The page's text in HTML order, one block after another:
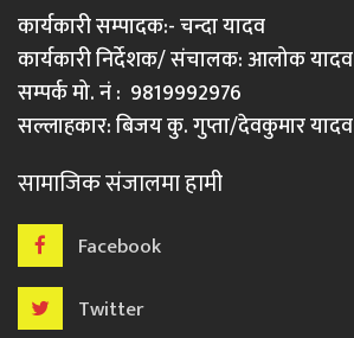
कार्यकारी सम्पादक:- चन्दा यादव
कार्यकारी निर्देशक/ संचालक: आलोक यादव
सम्पर्क मो. नं : 9819992976
सल्लाहकार: बिजय कु. गुप्ता/देवकुमार यादव
सामाजिक संजालमा हामी
Facebook
Twitter